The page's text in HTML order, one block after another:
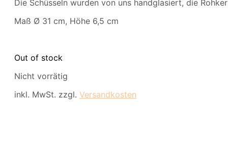
Die Schüsseln wurden von uns handglasiert, die
Maß Ø 31 cm, Höhe 6,5 cm
Out of stock
Nicht vorrätig
inkl. MwSt. zzgl. Versandkosten